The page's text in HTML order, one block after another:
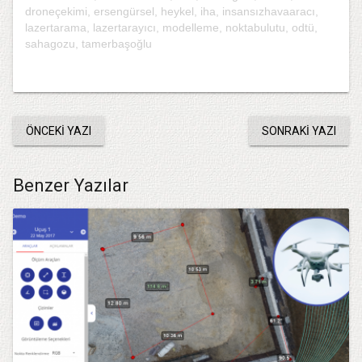
droneçekimi
ersengürsel heykel iha insansızhavaaracı
lazertarama
lazertarayıcı modelleme noktabulutu odtü
sahagozu tamerbaşoğlu
ÖNCEKI YAZI SONRAKI YAZI
Benzer Yazılar